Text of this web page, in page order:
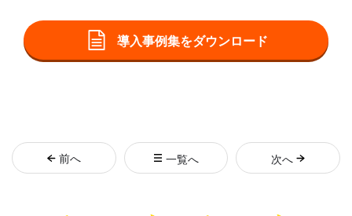
導入事例集をダウンロード
前へ 一覧へ 次へ